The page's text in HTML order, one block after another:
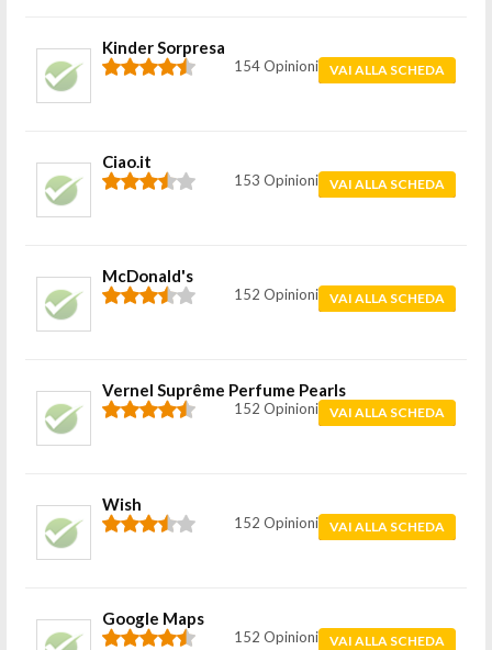
Kinder Sorpresa
154 Opinioni VAI ALLA SCHEDA
Ciao.it
153 Opinioni VAI ALLA SCHEDA
McDonald's
152 Opinioni VAI ALLA SCHEDA
Vernel Suprême Perfume Pearls
152 Opinioni VAI ALLA SCHEDA
Wish
152 Opinioni VAI ALLA SCHEDA
Google Maps
152 Opinioni VAI ALLA SCHEDA